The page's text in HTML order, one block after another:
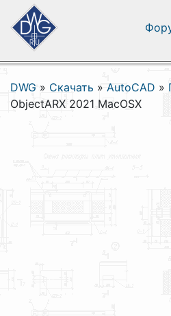
DWG » Скачать » AutoCAD »
ObjectARX 2021 MacOSX